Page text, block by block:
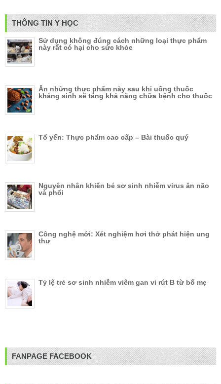
THÔNG TIN Y HỌC
Sử dụng không đúng cách những loại thực phẩm
này rất có hại cho sức khỏe
Ăn những thực phẩm này sau khi uống thuốc
kháng sinh sẽ tăng khả năng chữa bệnh cho thuốc
Tổ yến: Thực phẩm cao cấp – Bài thuốc quý
Nguyên nhân khiến bé sơ sinh nhiễm virus ăn não
và phổi
Công nghệ mới: Xét nghiệm hơi thở phát hiện ung
thư
Tỷ lệ trẻ sơ sinh nhiễm viêm gan vi rút B từ bố mẹ
FANPAGE FACEBOOK